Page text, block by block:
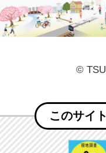
©
このサイ